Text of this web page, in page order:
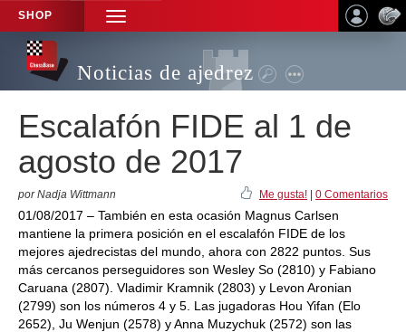
SHOP
TOGGLE
NAVIGATION
Noticias de ajedrez
Escalafón FIDE al 1 de
agosto de 2017
por Nadja Wittmann Me gusta! 0 Comentarios
01/08/2017 – También en esta ocasión Magnus Carlsen
mantiene la primera posición en el escalafón FIDE de los
mejores ajedrecistas del mundo, ahora con 2822 puntos. Sus
más cercanos perseguidores son Wesley So (2810) y Fabiano
Caruana (2807). Vladimir Kramnik (2803) y Levon Aronian
(2799) son los números 4 y 5. Las jugadoras Hou Yifan (Elo
2652), Ju Wenjun (2578) y Anna Muzychuk (2572) son las